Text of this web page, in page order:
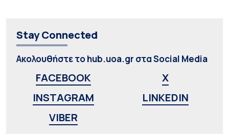
Stay Connected
Ακολουθήστε το hub.uoa.gr στα Social Media
FACEBOOK
X
INSTAGRAM
LINKEDIN
VIBER